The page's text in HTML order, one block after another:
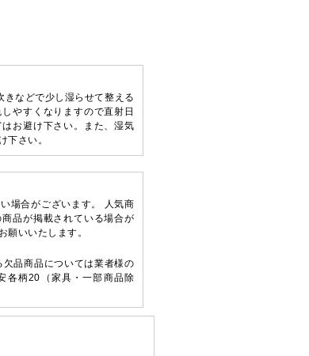
きなどで少し湿らせて整える
やすくなりますので直射日
お避け下さい。また、湿気
下さい。
場合がございます。 人気商
品が掲載されている場合が
願いいたします。
欠品商品については業者様の
各柄20（家具・一部商品除